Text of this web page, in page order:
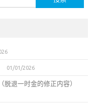
01/01/2026
退一时金的修正内容）